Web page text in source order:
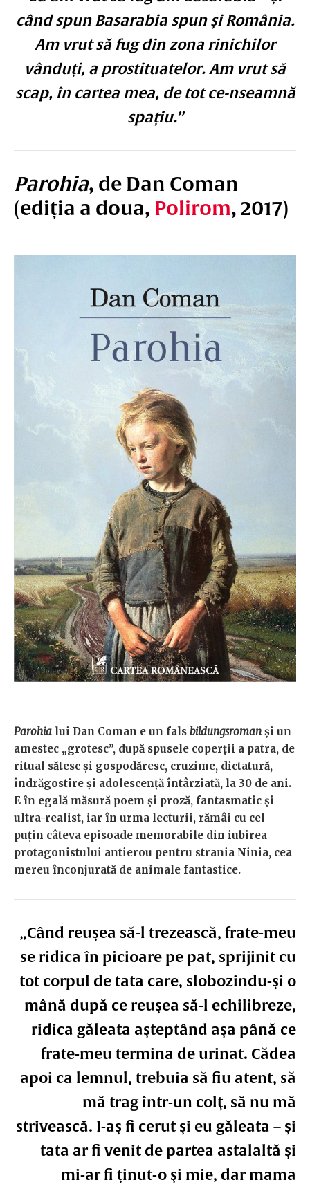
când spun Basarabia spun și România.
Am vrut să fug din zona rinichilor
vânduți, a prostituatelor. Am vrut să
scap, în cartea mea, de tot ce-nseamnă
spațiu.”
Parohia, de Dan Coman
(ediția a doua, Polirom, 2017)
Parohia lui Dan Coman e un fals bildungsroman și un
amestec „grotesc”, după spusele coperții a patra, de
ritual sătesc și gospodăresc, cruzime, dictatură,
îndrăgostire și adolescență întârziată, la 30 de ani.
E în egală măsură poem și proză, fantasmatic și
ultra-realist, iar în urma lecturii, rămâi cu cel
puțin câteva episoade memorabile din iubirea
protagonistului antierou pentru strania Ninia, cea
mereu înconjurată de animale fantastice.
„Când reuşea să-l trezească, frate-meu
se ridica în picioare pe pat, sprijinit cu
tot corpul de tata care, slobozindu-şi o
mână după ce reuşea să-l echilibreze,
ridica găleata aşteptând aşa până ce
frate-meu termina de urinat. Cădea
apoi ca lemnul, trebuia să fiu atent, să
mă trag într-un colţ, să nu mă
strivească. I-aş fi cerut şi eu găleata – şi
tata ar fi venit de partea astalaltă şi
mi-ar fi ţinut-o şi mie, dar mama